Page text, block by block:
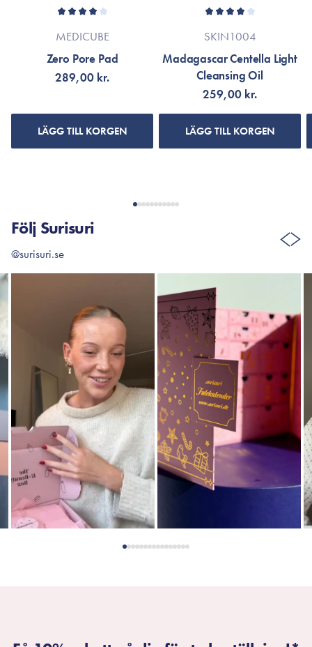
MEDICUBE
Zero Pore Pad
289,00 kr.
LÄGG TILL KORGEN
SKIN1004
Madagascar Centella Light
Cleansing Oil
259,00 kr.
LÄGG TILL KORGEN
Följ Surisuri
@surisuri.se